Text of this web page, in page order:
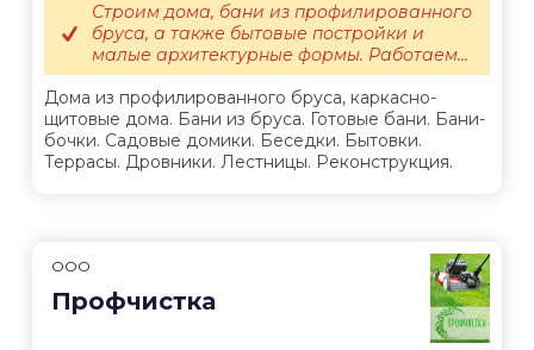
Дома из профилированного бруса, каркасно-
щитовые дома. Бани из бруса. Готовые бани. Бани-
бочки. Садовые домики. Беседки. Бытовки.
Террасы. Дровники. Лестницы. Реконструкция.
Строим дома, бани из профилированного
бруса, а также бытовые постройки и
малые архитектурные формы. Работаем...
ООО
Профчистка